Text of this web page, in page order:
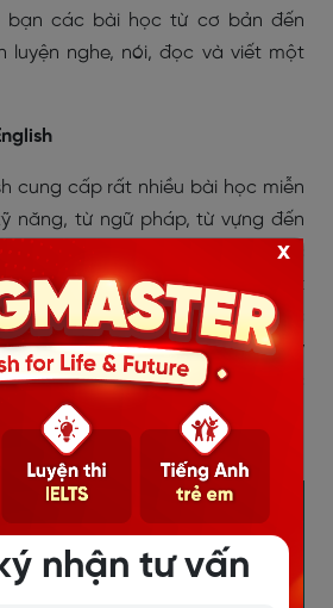
bạn các bài học từ cơ bản đến
luyện nghe, nói, đọc và viết một
cung cấp rất nhiều bài học miễn
năng, từ ngữ pháp, từ vựng đến
luyện phát âm. Bạn có thể học
và các bài tập thực hành, rất
làm bận rộn vì bạn có thể học
đâu. Ngoài ra, các bài học ở đây
chủ đề thực tế trong công việc
bạn dễ dàng áp dụng vào giao
nhận tư vấn
x